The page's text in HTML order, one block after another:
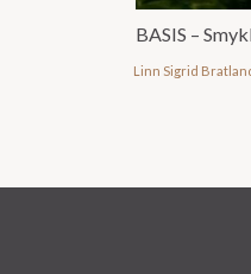
BASIS –
Linn Sigrid